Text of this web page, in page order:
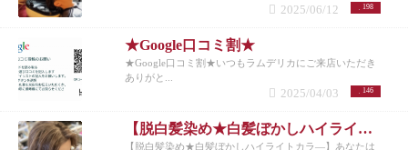
198
2025/06/12
★Google口コミ割★
★Google口コミ割★いつもラムデリカにご来店いただき
ありがと...
146
2025/04/03
【脱白髪染め★白髪ぼかしハイライトカラ―】
【脱白髪染め★白髪ぼかしハイライトカラ―】あなたは